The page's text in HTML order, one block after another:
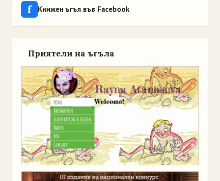
f Книжен ъгъл във Facebook
Приятели на ъгъла